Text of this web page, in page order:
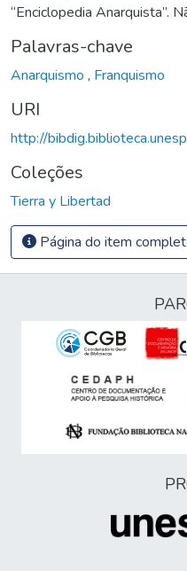
“Enciclopedia Anarquista”.
Palavras-chave
Anarquismo , Franquismo
URI
http://
Coleções
Tierra y Libertad
Página do item